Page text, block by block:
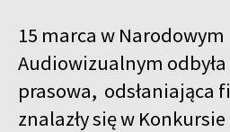
15 marca w
Audiowizualnym
prasowa, odsłaniająca
znalazły się w Konkursie